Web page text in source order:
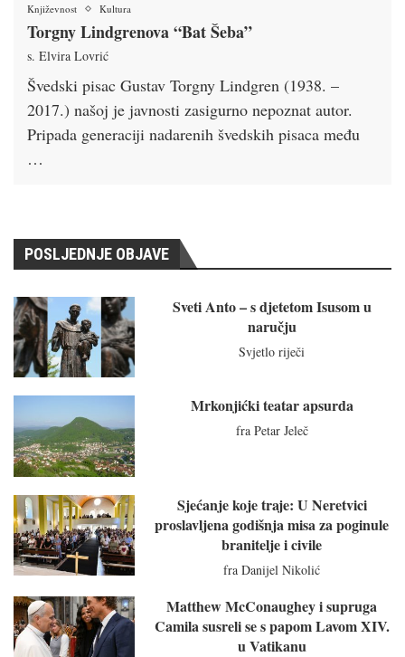
Književnost Kultura
Torgny Lindgrenova “Bat Šeba”
s. Elvira Lovrić
Švedski pisac Gustav Torgny Lindgren (1938. –
2017.) našoj je javnosti zasigurno nepoznat autor.
Pripada generaciji nadarenih švedskih pisaca među
…
POSLJEDNJE OBJAVE
Sveti Anto – s djetetom Isusom u
naručju
Svjetlo riječi
Mrkonjićki teatar apsurda
fra Petar Jeleč
Sjećanje koje traje: U Neretvici
proslavljena godišnja misa za poginule
branitelje i civile
fra Danijel Nikolić
Matthew McConaughey i supruga
Camila susreli se s papom Lavom XIV.
u Vatikanu